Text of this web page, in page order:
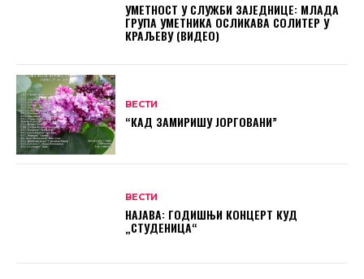
УМЕТНОСТ У СЛУЖБИ ЗАЈЕДНИЦЕ: МЛАДА
ГРУПА УМЕТНИКА ОСЛИКАВА СОЛИТЕР У
КРАЉЕВУ (ВИДЕО)
ВЕСТИ
“КАД ЗАМИРИШУ ЈОРГОВАНИ”
ВЕСТИ
НАЈАВА: ГОДИШЊИ КОНЦЕРТ КУД
„СТУДЕНИЦА“